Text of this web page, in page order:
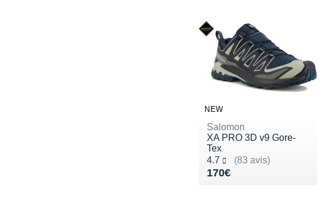
NEW
Salomon
XA PRO 3D v9 Gore-
Tex
4.7
(83 avis)
Noté 4.7 sur 5
170€
Vendu 170€